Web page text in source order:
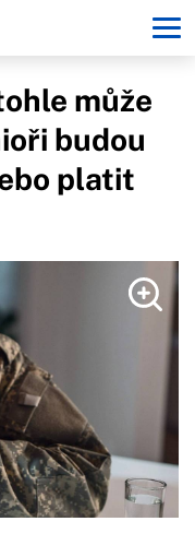
může
budou
platit